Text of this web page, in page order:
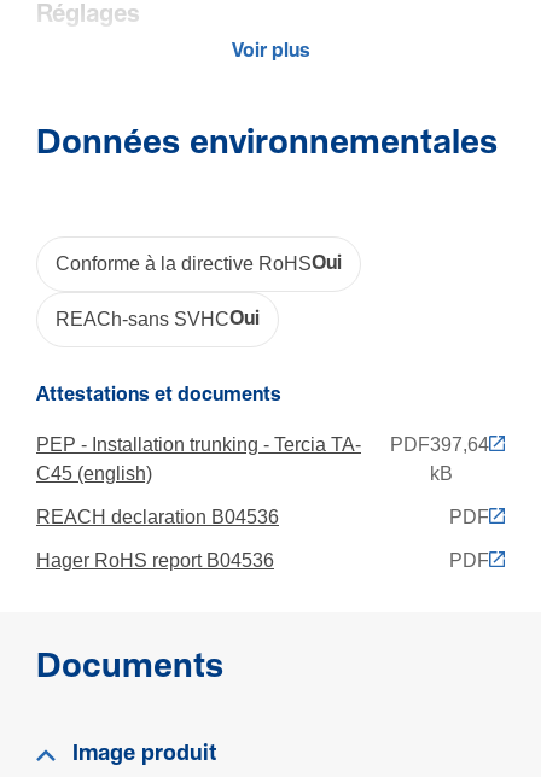
Réglages
Non
Matière
Maté­riau
Trai­te­ment
Non traité
Couleur
Résis­tance aux chocs IK
Voir plus
Données environnementales
Conforme à la directive RoHSOui
REACh-sans SVHCOui
Attestations et documents
PEP - Installation trunking - Tercia TA-
C45 (english)
PDF397,64
kB
REACH declaration B04536 PDF
Hager RoHS report B04536 PDF
Documents
Image produit